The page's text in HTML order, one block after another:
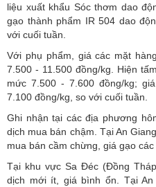
liệu xuất khẩu Sóc thơm dao
gạo thành phẩm IR 504 dao
với cuối tuần.
Với phụ phẩm, giá các mặt
7.500 - 11.500 đồng/kg. Hiện
mức 7.500 - 7.600 đồng/kg;
7.100 đồng/kg, so với cuối tuần.
Ghi nhận tại các địa phương
dịch mua bán chậm. Tại An
mua bán cầm chừng, giá gạo
Tại khu vực Sa Đéc (Đồng
dịch mới ít, giá bình ổn. Tại